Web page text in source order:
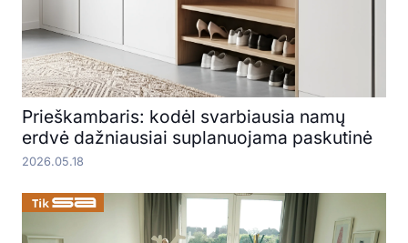
Prieškambaris: kodėl svarbiausia namų
erdvė dažniausiai suplanuojama paskutinė
2026.05.18